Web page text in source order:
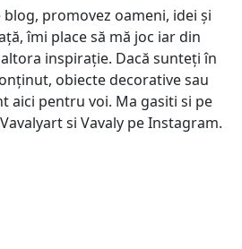
promovez oameni, idei și
îmi place să mă joc iar din
inspirație. Dacă sunteți în
obiecte decorative sau
aici pentru voi. Ma gasiti si pe
si Vavaly pe Instagram.